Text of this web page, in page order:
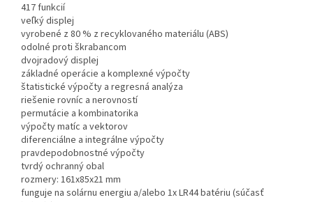
417 funkcií
veľký displej
vyrobené z 80 % z recyklovaného materiálu (ABS)
odolné proti škrabancom
dvojradový displej
základné operácie a komplexné výpočty
štatistické výpočty a regresná analýza
riešenie rovníc a nerovností
permutácie a kombinatorika
výpočty matíc a vektorov
diferenciálne a integrálne výpočty
pravdepodobnostné výpočty
tvrdý ochranný obal
rozmery: 161x85x21 mm
funguje na solárnu energiu a/alebo 1x LR44 batériu (súčasť